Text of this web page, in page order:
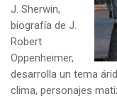
J. Sherwin,
biografía de J.
Robert
Oppenheimer,
desarrolla un tema
clima, personajes